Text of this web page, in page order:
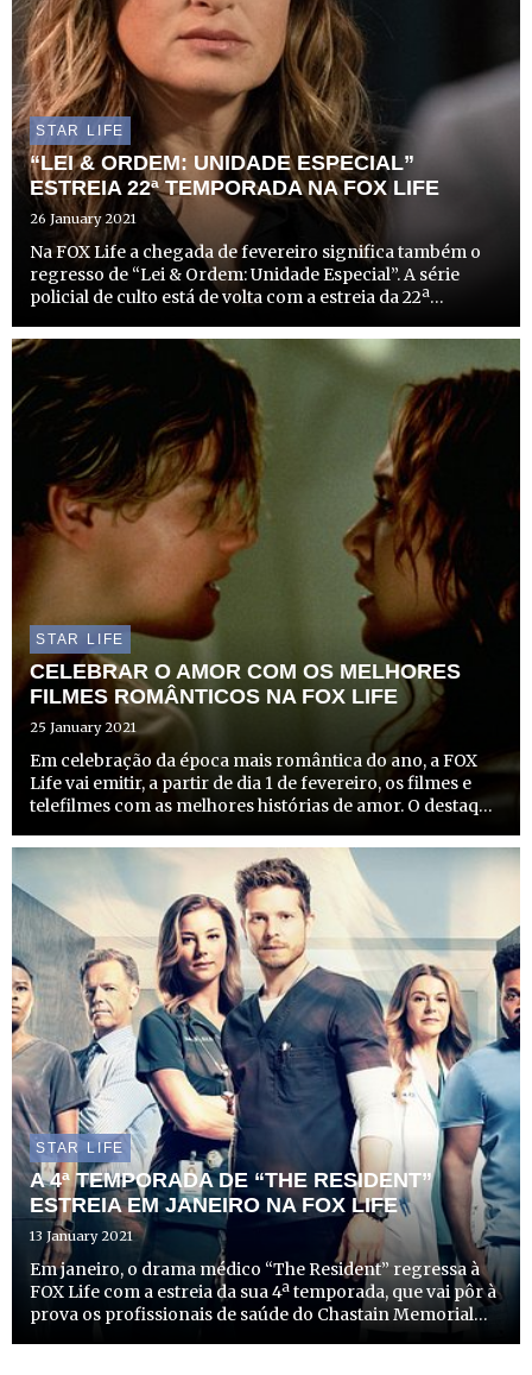
STAR LIFE
“LEI & ORDEM: UNIDADE ESPECIAL”
ESTREIA 22ª TEMPORADA NA FOX LIFE
26 January 2021
Na FOX Life a chegada de fevereiro significa também o
regresso de “Lei & Ordem: Unidade Especial”. A série
policial de culto está de volta com a estreia da 22ª
temporada a equipa de detetives de elite da Políci...
STAR LIFE
CELEBRAR O AMOR COM OS MELHORES
FILMES ROMÂNTICOS NA FOX LIFE
25 January 2021
Em celebração da época mais romântica do ano, a FOX
Life vai emitir, a partir de dia 1 de fevereiro, os filmes e
telefilmes com as melhores histórias de amor. O destaque
Namorados, dia 14, uma aclamada obra prima cinemat...
STAR LIFE
A 4ª TEMPORADA DE “THE RESIDENT”
ESTREIA EM JANEIRO NA FOX LIFE
13 January 2021
Em janeiro, o drama médico “The Resident” regressa à
FOX Life com a estreia da sua 4ª temporada, que vai pôr à
prova os profissionais de saúde do Chastain Memorial